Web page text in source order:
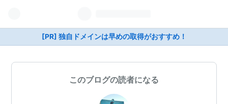
[PR] 独自ドメインは早めの取得がおすすめ！
このブログの読者になる